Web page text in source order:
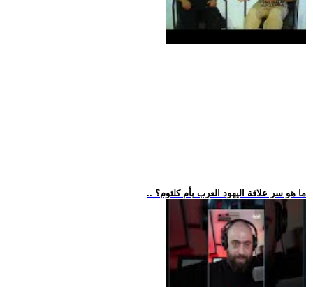
.. ما هو سر علاقة اليهود العرب بأم كلثوم؟